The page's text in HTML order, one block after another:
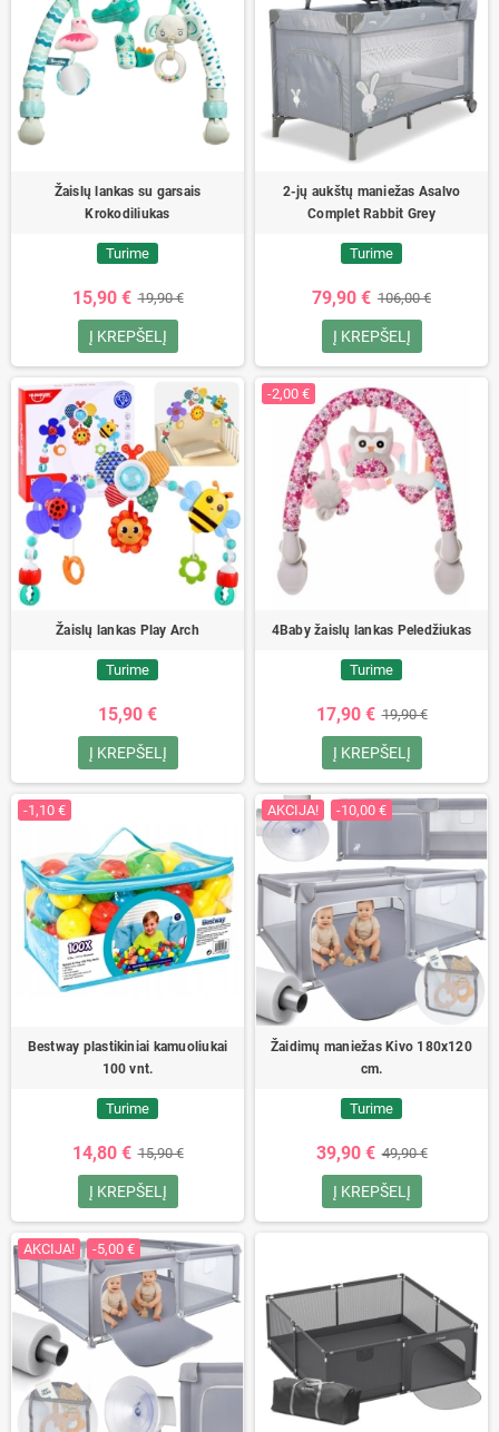
Žaislų lankas su garsais
Krokodiliukas
Turime
15,90 € 19,90 €
Į KREPŠELĮ
2-jų aukštų maniežas Asalvo
Complet Rabbit Grey
Turime
79,90 € 106,00 €
Į KREPŠELĮ
Žaislų lankas Play Arch
Turime
15,90 €
Į KREPŠELĮ
-2,00 €
4Baby žaislų lankas Peledžiukas
Turime
17,90 € 19,90 €
Į KREPŠELĮ
-1,10 €
Bestway plastikiniai kamuoliukai
100 vnt.
Turime
14,80 € 15,90 €
Į KREPŠELĮ
AKCIJA! -10,00 €
Žaidimų maniežas Kivo 180x120
cm.
Turime
39,90 € 49,90 €
Į KREPŠELĮ
AKCIJA! -5,00 €